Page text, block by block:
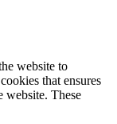
website to
that ensures
website. These